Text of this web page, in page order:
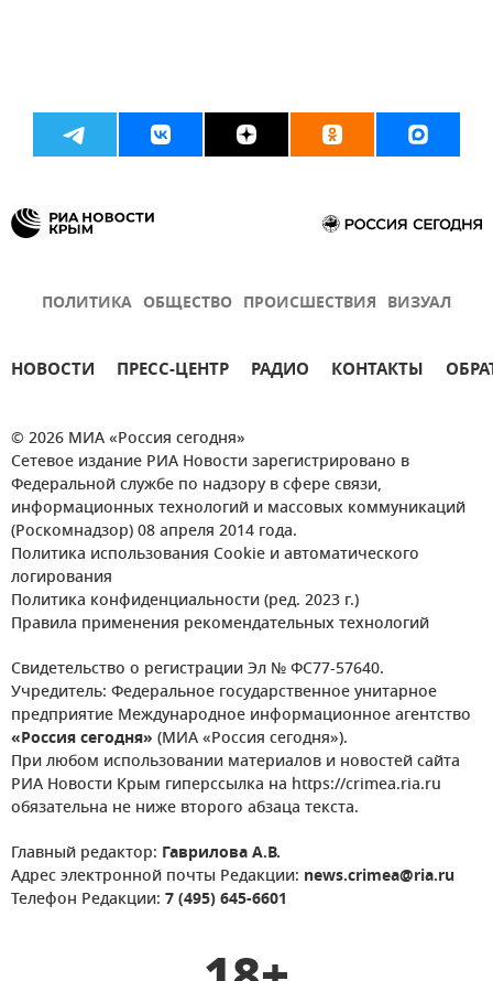
ПОЛИТИКА ОБЩЕСТВО ПРОИСШЕСТВИЯ ВИЗУАЛ
НОВОСТИ ПРЕСС-ЦЕНТР РАДИО КОНТАКТЫ
© 2026 МИА «Россия сегодня»
Сетевое издание РИА Новости зарегистрировано в
Федеральной службе по надзору в сфере связи,
информационных технологий и массовых коммуникаций
(Роскомнадзор) 08 апреля 2014 года.
Политика использования Cookie и автоматического
логирования
Политика конфиденциальности (ред. 2023 г.)
Правила применения рекомендательных технологий
Свидетельство о регистрации Эл № ФС77-57640.
Учредитель: Федеральное государственное унитарное
предприятие Международное информационное агентство
«Россия сегодня» (МИА «Россия сегодня»).
При любом использовании материалов и новостей сайта
РИА Новости Крым гиперссылка на https://crimea.ria.ru
обязательна не ниже второго абзаца текста.
Главный редактор: Гаврилова А.В.
Адрес электронной почты Редакции: news.crimea@ria.ru
Телефон Редакции: 7 (495) 645-6601